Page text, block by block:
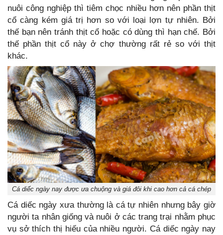
nuôi công nghiệp thì tiêm chọc nhiều hơn nên phần thịt
cổ càng kém giá trị hơn so với loại lợn tự nhiên. Bởi
thế bạn nên tránh thịt cổ hoặc có dùng thì hạn chế. Bởi
thế phần thịt cổ này ở chợ thường rất rẻ so với thịt
khác.
Cá diếc ngày nay được ưa chuộng và giá đôi khi cao hơn cả cá chép
Cá diếc ngày xưa thường là cá tự nhiên nhưng bây giờ
người ta nhân giống và nuôi ở các trang trại nhằm phục
vụ sở thích thị hiếu của nhiều người. Cá diếc ngày nay